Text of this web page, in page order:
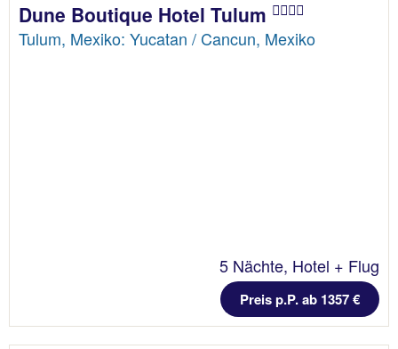
Dune Boutique Hotel Tulum
Tulum, Mexiko: Yucatan / Cancun, Mexiko
5 Nächte, Hotel + Flug
Preis p.P. ab 1357 €